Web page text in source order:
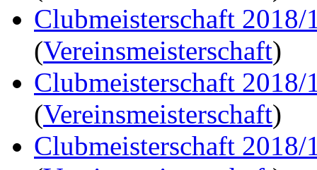
Clubmeisterschaft 2018/
(Vereinsmeisterschaft)
Clubmeisterschaft 2018/
(Vereinsmeisterschaft)
Clubmeisterschaft 2018/